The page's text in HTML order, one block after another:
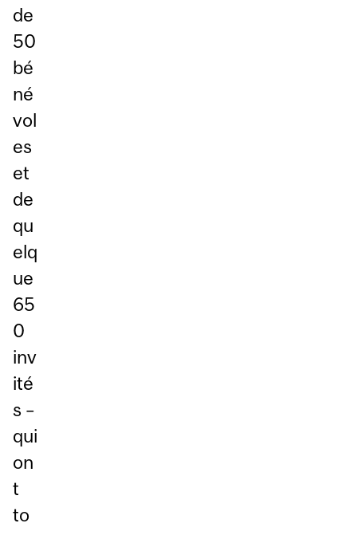
de
50
bé
né
vol
es
et
de
qu
elq
ue
65
0
inv
ité
s –
qui
on
t
to